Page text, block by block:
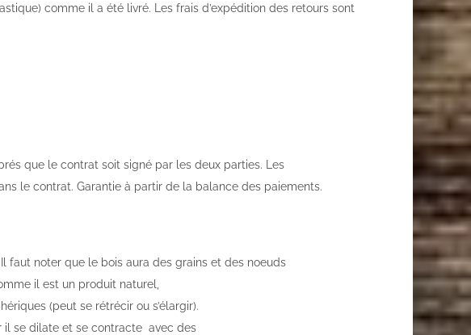
comme il a été livré. Les frais d’expédition des retours sont
que le contrat soit signé par les deux parties. Les
le contrat. Garantie à partir de la balance des paiements.
faut noter que le bois aura des grains et des noeuds
il est un produit naturel,
(peut se rétrécir ou s’élargir).
il se dilate et se contracte avec des